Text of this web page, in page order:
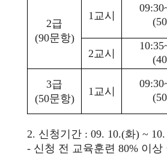
2급
(90문항)
1교시
(50
2교시
(40
3급
(50문항)
1교시
(50
2. 신청기간 : 09. 10.(화) ~
- 신청 전 교육훈련 80% 이상